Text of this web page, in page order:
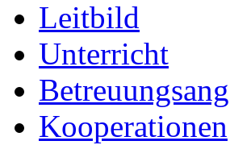
Leitbild
Unterricht
Kooperationen